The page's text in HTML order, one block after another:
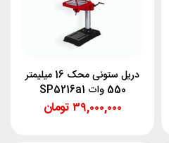
دریل ستونی محک 16 میلیمتر
550 وات SP5216a1
تومان۳۹,۰۰۰,۰۰۰